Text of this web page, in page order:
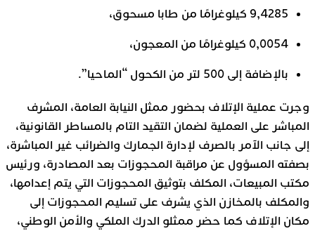
9,4285 كيلوغرامًا من طابا مسحوق،
0,0054 كيلوغرامًا من المعجون،
بالإضافة إلى 500 لتر من الكحول “الماحيا”.
وجرت عملية الإتلاف بحضور ممثل النيابة العامة، المشرف
المباشر على العملية لضمان التقيد التام بالمساطر القانونية،
إلى جانب الآمر بالصرف لإدارة الجمارك والضرائب غير المباشرة،
بصفته المسؤول عن مراقبة المحجوزات بعد المصادرة، ورئيس
مكتب المبيعات، المكلف بتوثيق المحجوزات التي يتم إعدامها،
والمكلف بالمخازن الذي يشرف على تسليم المحجوزات إلى
مكان الإتلاف كما حضر ممثلو الدرك الملكي والأمن الوطني،